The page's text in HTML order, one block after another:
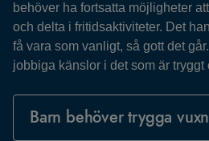
behöver ha fortsatta möjligheter
och delta i fritidsaktiviteter. Det
få vara som vanligt, så gott det
jobbiga känslor i det som är tryggt
Barn behöver trygga